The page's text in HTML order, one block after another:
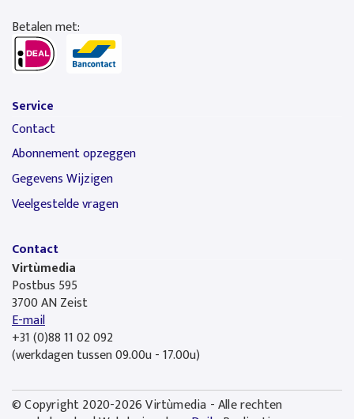
Betalen met:
Service
Contact
Abonnement opzeggen
Gegevens Wijzigen
Veelgestelde vragen
Contact
Virtùmedia
Postbus 595
3700 AN Zeist
E-mail
+31 (0)88 11 02 092
(werkdagen tussen 09.00u - 17.00u)
© Copyright 2020-2026 Virtùmedia - Alle rechten